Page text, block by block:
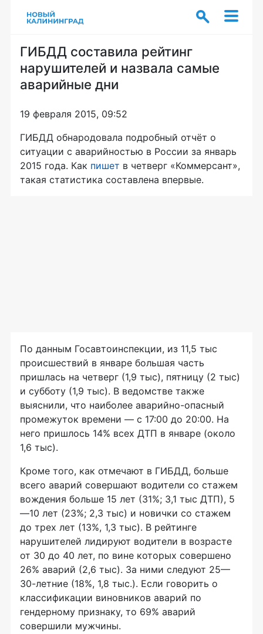
ГИБДД составила рейтинг
нарушителей и назвала самые
аварийные дни
19 февраля 2015, 09:52
ГИБДД обнародовала подробный отчёт о
ситуации с аварийностью в России за январь
2015 года. Как пишет в четверг «Коммерсант»,
такая статистика составлена впервые.
По данным Госавтоинспекции, из 11,5 тыс
происшествий в январе большая часть
пришлась на четверг (1,9 тыс), пятницу (2 тыс)
и субботу (1,9 тыс). В ведомстве также
выяснили, что наиболее аварийно-опасный
промежуток времени — с 17:00 до 20:00. На
него пришлось 14% всех ДТП в январе (около
1,6 тыс).
Кроме того, как отмечают в ГИБДД, больше
всего аварий совершают водители со стажем
вождения больше 15 лет (31%; 3,1 тыс ДТП), 5
—10 лет (23%; 2,3 тыс) и новички со стажем
до трех лет (13%, 1,3 тыс). В рейтинге
нарушителей лидируют водители в возрасте
от 30 до 40 лет, по вине которых совершено
26% аварий (2,6 тыс). За ними следуют 25—
30-летние (18%, 1,8 тыс.). Если говорить о
классификации виновников аварий по
гендерному признаку, то 69% аварий
совершили мужчины.